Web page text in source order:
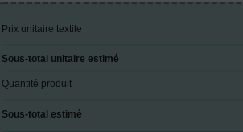
Prix unitaire textile
Sous-total unitaire estimé
Quantité produit
Sous-total estimé